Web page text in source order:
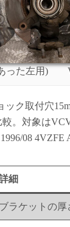
あった左用)
ック取付穴
。対象は
08 4VZFE
細
ブラケットの厚